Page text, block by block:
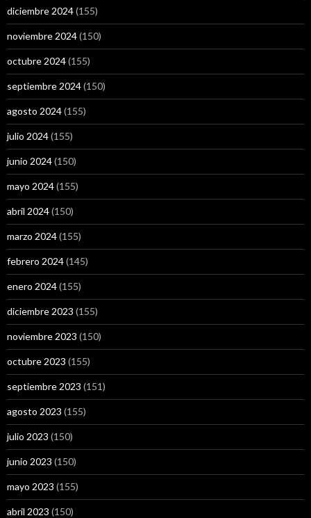
diciembre 2024(155)
noviembre 2024(150)
octubre 2024(155)
septiembre 2024(150)
agosto 2024(155)
julio 2024(155)
junio 2024(150)
mayo 2024(155)
abril 2024(150)
marzo 2024(155)
febrero 2024(145)
enero 2024(155)
diciembre 2023 (155)
noviembre 2023 (150)
octubre 2023 (155)
septiembre 2023 (151)
agosto 2023 (155)
julio 2023 (150)
junio 2023 (150)
mayo 2023 (155)
abril 2023 (150)